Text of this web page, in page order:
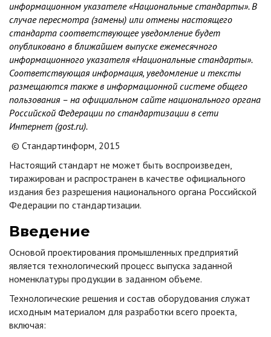
информационном указателе «Национальные стандарты». В
случае пересмотра (замены) или отмены настоящего
стандарта соответствующее уведомление будет
опубликовано в ближайшем выпуске ежемесячного
информационного указателя «Национальные стандарты».
Соответствующая информация, уведомление и тексты
размещаются также в информационной системе общего
пользования – на официальном сайте национального органа
Российской Федерации по стандартизации в сети
Интернет (gost.ru).
© Стандартинформ, 2015
Настоящий стандарт не может быть воспроизведен,
тиражирован и распространен в качестве официального
издания без разрешения национального органа Российской
Федерации по стандартизации.
Введение
Основой проектирования промышленных предприятий
является технологический процесс выпуска заданной
номенклатуры продукции в заданном объеме.
Технологические решения и состав оборудования служат
исходным материалом для разработки всего проекта,
включая: